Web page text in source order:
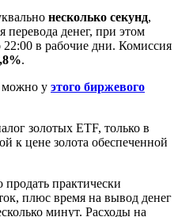
несколько секунд,
перевода денег, при этом
в рабочие дни. Комиссия
.
можно у этого биржевого
золотых ETF, только в
к цене золота обеспеченной
практически
плюс время на вывод денег
минут. Расходы на